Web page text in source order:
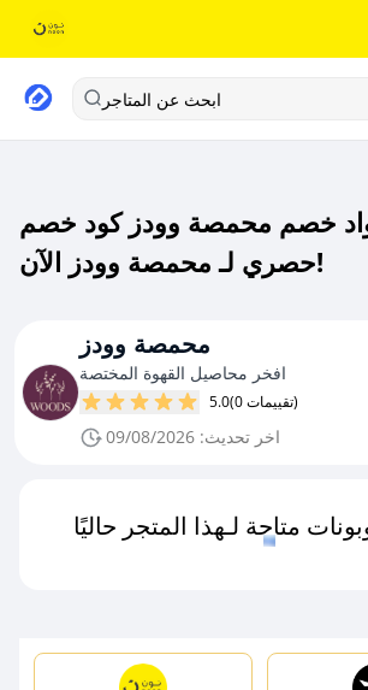
ابحث عن المتاجر
خصم محمصة وودز كود خصم
حصري لـ محمصة وودز الآن!
محمصة وودز
افخر محاصيل القهوة المختصة
5.0 (0 تقييمات)
اخر تحديث: 09/08/2026